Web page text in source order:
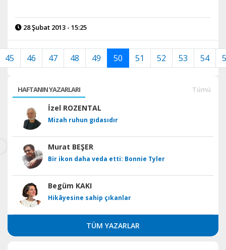
28 Şubat 2013 - 15:25
45 46 47 48 49 50 51 52 53 54
HAFTANIN YAZARLARI Tümü
İzel ROZENTAL
Mizah ruhun gıdasıdır
Murat BEŞER
Bir ikon daha veda etti: Bonnie Tyler
Begüm KAKI
Hikâyesine sahip çıkanlar
TÜM YAZARLAR